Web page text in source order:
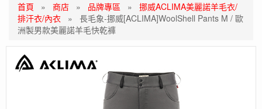
首頁 » 商店 » 品牌專區 » 挪威ACLIMA美麗諾羊毛衣/
排汗衣/內衣 » 長毛象-挪威[ACLIMA]WoolShell Pants M / 歐
洲製男款美麗諾羊毛快乾褲